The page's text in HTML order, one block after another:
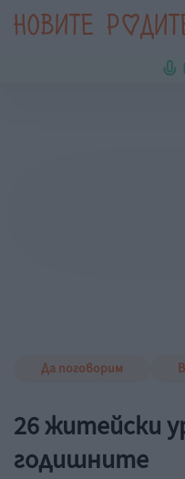
Да поговорим
26 житейски
годишните